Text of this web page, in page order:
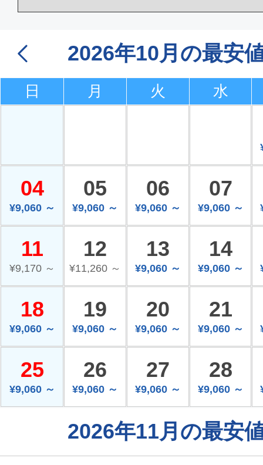
2026年10月の最安
日 月 火 水
04
¥9,060 ～
05
¥9,060 ～
06
¥9,060 ～
07
¥9,060 ～
11
¥9,170 ～
12
¥11,260 ～
13
¥9,060 ～
14
¥9,060 ～
18
¥9,060 ～
19
¥9,060 ～
20
¥9,060 ～
21
¥9,060 ～
25
¥9,060 ～
26
¥9,060 ～
27
¥9,060 ～
28
¥9,060 ～
2026年11月の最安